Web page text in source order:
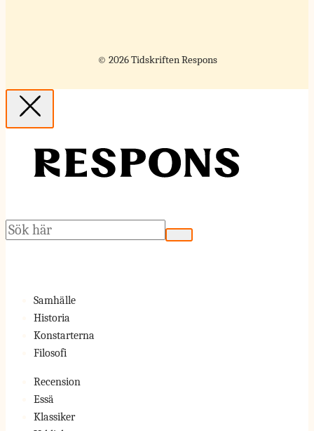
© 2026 Tidskriften Respons
Sök
Samhälle
Historia
Konstarterna
Filosofi
Recension
Essä
Klassiker